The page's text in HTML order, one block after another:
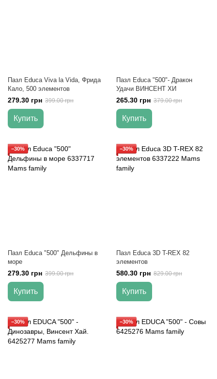
Пазл Educa Viva la Vida, Фрида
Кало, 500 элементов
279.30 грн 399.00 грн
Купить
Пазл Educa "500"- Дракон
Удачи ВИНСЕНТ ХИ
265.30 грн 379.00 грн
Купить
−30%
Пазл Educa "500" Дельфины в
море
279.30 грн 399.00 грн
Купить
−30%
Пазл Educa 3D T-REX 82
элементов
580.30 грн 829.00 грн
Купить
−30% −30%